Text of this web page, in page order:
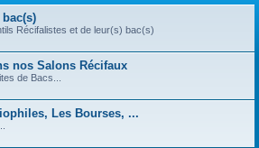
h
r
bac(s)
Récifalistes et de leur(s) bac(s)
nos Salons Récifaux
de Bacs...
Les Bourses, ...